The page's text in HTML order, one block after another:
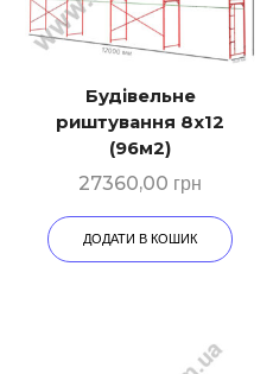
Будівельне
риштування 8х12
(96м2)
27360,00 грн
ДОДАТИ В КОШИК